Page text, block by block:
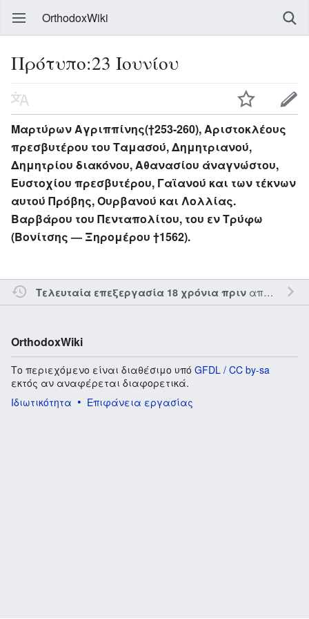
OrthodoxWiki
Πρότυπο:23 Ιουνίου
Μαρτύρων Αγριππίνης(†253-260), Αριστοκλέους
πρεσβυτέρου του Ταμασού, Δημητριανού,
Δημητρίου διακόνου, Αθανασίου άναγνώστου,
Ευστοχίου πρεσβυτέρου, Γαϊανού και των τέκνων
αυτού Πρόβης, Ουρβανού και Λολλίας.
Βαρβάρου του Πενταπολίτου, του εν Τρύφω
(Βονίτσης — Ξηρομέρου †1562).
Τελευταία επεξεργασία 18 χρόνια πριναπό τον την
OrthodoxWiki
Το περιεχόμενο είναι διαθέσιμο υπό GFDL / CC by-sa
εκτός αν αναφέρεται διαφορετικά.
Ιδιωτικότητα
Επιφάνεια εργασίας